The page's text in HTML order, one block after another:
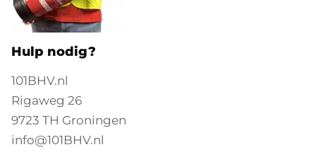
Hulp nodig?
101BHV.nl
Rigaweg 26
9723 TH Groningen
info@101BHV.nl